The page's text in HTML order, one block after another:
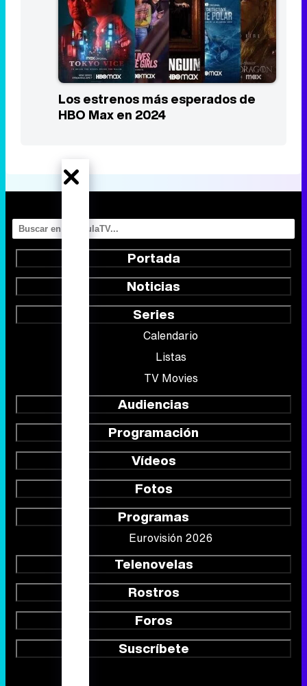
Los estrenos más esperados de
HBO Max en 2024
Noticias
Series
Calendario
Listas
TV Movies
Audiencias
Programación
Vídeos
Fotos
Programas
Eurovisión 2026
Telenovelas
Rostros
Foros
Suscríbete
Síguenos